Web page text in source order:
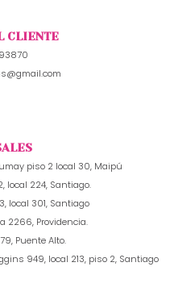
CLIENTE
piso 2 local 30, Maipú
local 224, Santiago.
local 301, Santiago
2266, Providencia.
Puente Alto.
949, local 213, piso 2, Santiago